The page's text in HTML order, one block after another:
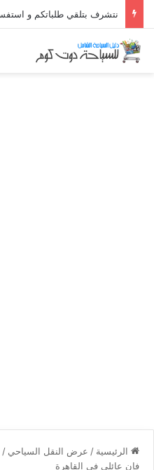
الرئيسية / عرض النقل السياحي /
فإن عائلي في القاهرة